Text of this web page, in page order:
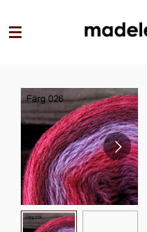
till